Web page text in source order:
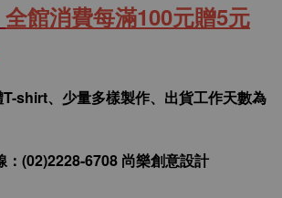
全館消費每滿100元贈5元
shirt、少量多樣製作、出貨工作天數為
：(02)2228-6708 尚樂創意設計